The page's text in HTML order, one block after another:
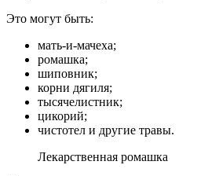
Это могут быть:
мать-и-мачеха;
ромашка;
шиповник;
корни дягиля;
тысячелистник;
цикорий;
чистотел и другие травы.
Лекарственная ромашка